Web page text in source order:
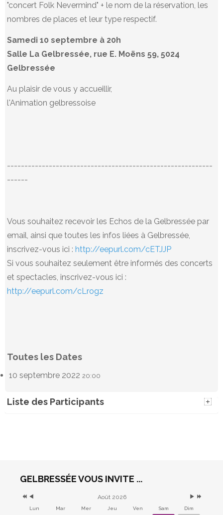
"concert Folk Nevermind" + le nom de la réservation, les
nombres de places et leur type respectif.
Samedi 10 septembre à 20h
Salle La Gelbressée, rue E. Moëns 59, 5024
Gelbressée
Au plaisir de vous y accueillir,
l'Animation gelbressoise
-----------------------------------------------------------
------
Vous souhaitez recevoir les Echos de la Gelbressée par
email, ainsi que toutes les infos liées à Gelbressée,
inscrivez-vous ici : http://eepurl.com/cETJJP
Si vous souhaitez seulement être informés des concerts
et spectacles, inscrivez-vous ici :
http://eepurl.com/cLrogz
Toutes les Dates
10 septembre 202220:00
Liste des Participants
Castelain(5)
10 septembre 2022 -
20:00
Malherbe
10 septembre 2022 -
20:00
GELBRESSÉE VOUS INVITE ...
Août 2026
Lun Mar Mer Jeu Ven Sam Dim